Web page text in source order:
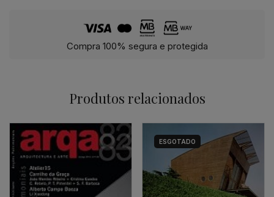
Compra 100% segura e protegida
Produtos relacionados
ESGOTADO